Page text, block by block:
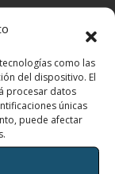
como las
del dispositivo. El
procesar datos
únicas
puede afectar